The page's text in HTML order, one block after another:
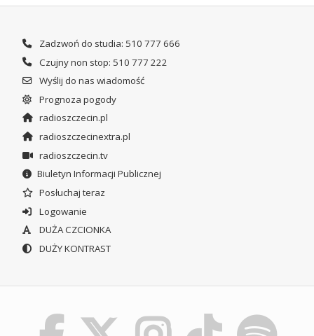
Zadzwoń do studia: 510 777 666
Czujny non stop: 510 777 222
Wyślij do nas wiadomość
Prognoza pogody
radioszczecin.pl
radioszczecinextra.pl
radioszczecin.tv
Biuletyn Informacji Publicznej
Posłuchaj teraz
Logowanie
DUŻA CZCIONKA
DUŻY KONTRAST